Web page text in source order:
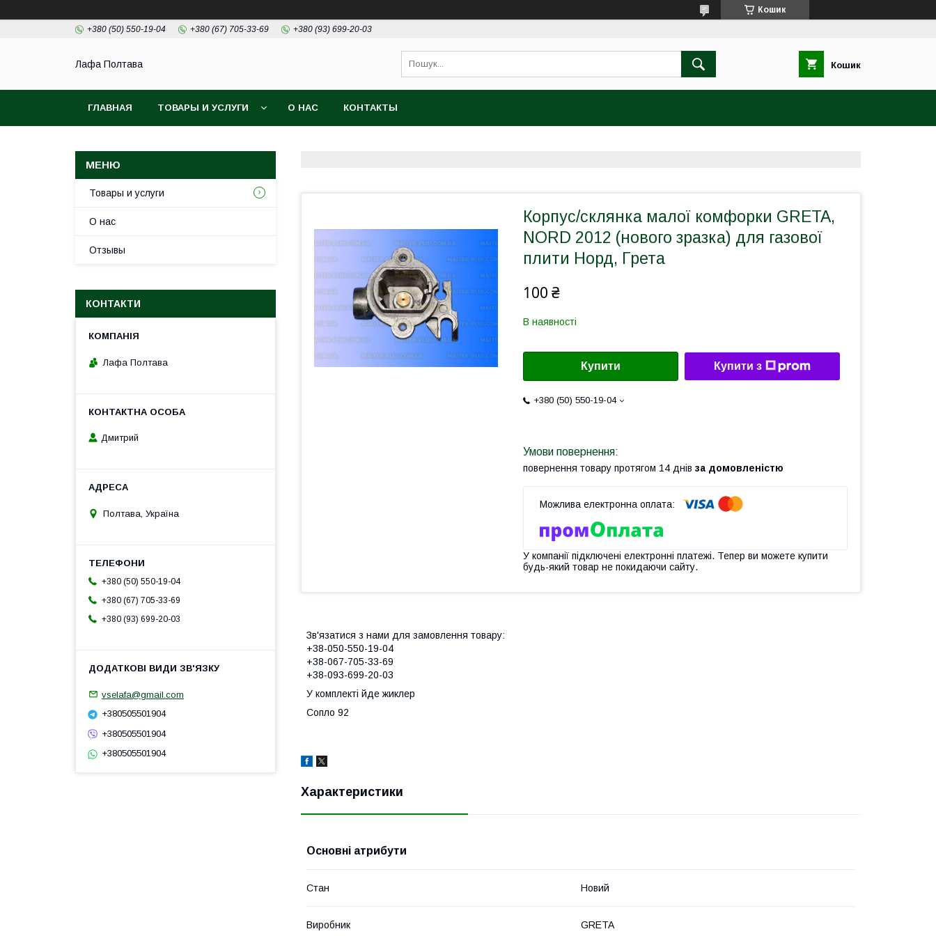
Кошик
+380 (50) 550-19-04 +380 (67) 705-33-69 +380 (93) 699-20-03
Лафа Полтава Кошик
ГЛАВНАЯ ТОВАРЫ И УСЛУГИ О НАС КОНТАКТЫ
Корпус/склянка малої комфорки GRETA,
NORD 2012 (нового зразка) для газової
плити Норд, Грета
100 ₴
В наявності
Купити Купити з
+380 (50) 550-19-04
повернення товару протягом 14 днів за домовленістю
У компанії підключені електронні платежі. Тепер ви можете купити
будь-який товар не покидаючи сайту.
Зв'язатися з нами для замовлення товару:
+38-050-550-19-04
+38-067-705-33-69
+38-093-699-20-03
У комплекті йде жиклер
Сопло 92
Характеристики
Основні атрибути
Стан Новий
Виробник GRETA
Товары и услуги
О нас
Отзывы
КОНТАКТИ
Лафа Полтава
Дмитрий
Полтава, Україна
+380 (50) 550-19-04
+380 (67) 705-33-69
+380 (93) 699-20-03
vselafa@gmail.com
+380505501904
+380505501904
+380505501904